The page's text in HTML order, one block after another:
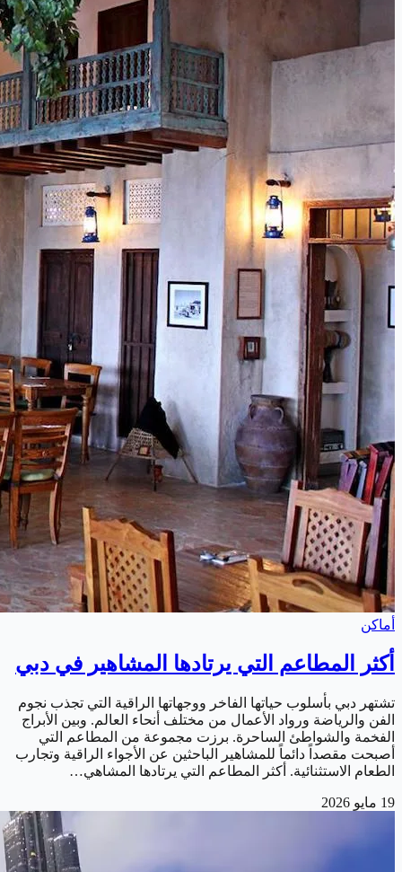
أماكن
أكثر المطاعم التي يرتادها المشاهير في دبي
تشتهر دبي بأسلوب حياتها الفاخر ووجهاتها الراقية التي تجذب نجوم
الفن والرياضة ورواد الأعمال من مختلف أنحاء العالم. وبين الأبراج
الفخمة والشواطئ الساحرة. برزت مجموعة من المطاعم التي
أصبحت مقصداً دائماً للمشاهير الباحثين عن الأجواء الراقية وتجارب
الطعام الاستثنائية. أكثر المطاعم التي يرتادها المشاهي…
19 مايو 2026